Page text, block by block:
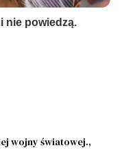
wojny światowej.